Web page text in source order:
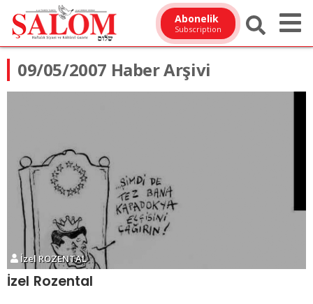
Abonelik
Subscription
09/05/2007 Haber Arşivi
İzel ROZENTAL
İzel Rozental